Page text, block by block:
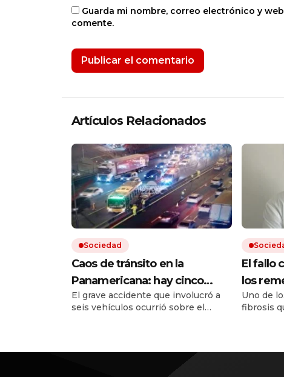
Guarda mi nombre, correo electrónico y
comente.
Artículos Relacionados
Sociedad
Caos de tránsito en la
Panamericana: hay cinco
heridos por un choque
múltiple
El grave accidente que involucró a
seis vehículos ocurrió sobre el
cortados y fuertes demoras para
El fallo
los
un
posible
Uno de
fibrosis